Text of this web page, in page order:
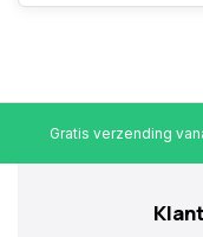
Gratis verzending